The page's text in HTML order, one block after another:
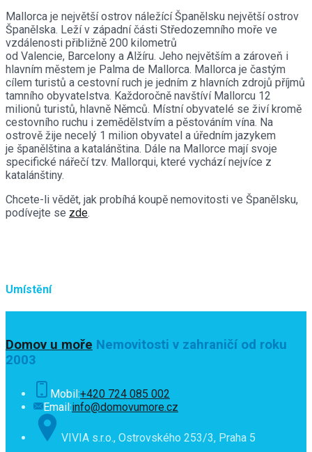
Mallorca je největší ostrov náležící Španělsku největší ostrov
Španělska. Leží v západní části Středozemního moře ve
vzdálenosti přibližně 200 kilometrů
od Valencie, Barcelony a Alžíru. Jeho největším a zároveň i
hlavním městem je Palma de Mallorca. Mallorca je častým
cílem turistů a cestovní ruch je jedním z hlavních zdrojů příjmů
tamního obyvatelstva. Každoročně navštíví Mallorcu 12
milionů turistů, hlavně Němců. Místní obyvatelé se živí kromě
cestovního ruchu i zemědělstvím a pěstováním vína. Na
ostrově žije necelý 1 milion obyvatel a úředním jazykem
je španělština a katalánština. Dále na Mallorce mají svoje
specifické nářečí tzv. Mallorqui, které vychází nejvíce z
katalánštiny.
Chcete-li vědět, jak probíhá koupě nemovitosti ve Španělsku,
podívejte se zde.
Umístění
Domov u moře Nemovitosti v zahraničí od roku
2003
Mobil:+420 724 085 002
Email:info@domovumore.cz
VIVIA s.r.o., Ostrovského 253/3, Praha 5